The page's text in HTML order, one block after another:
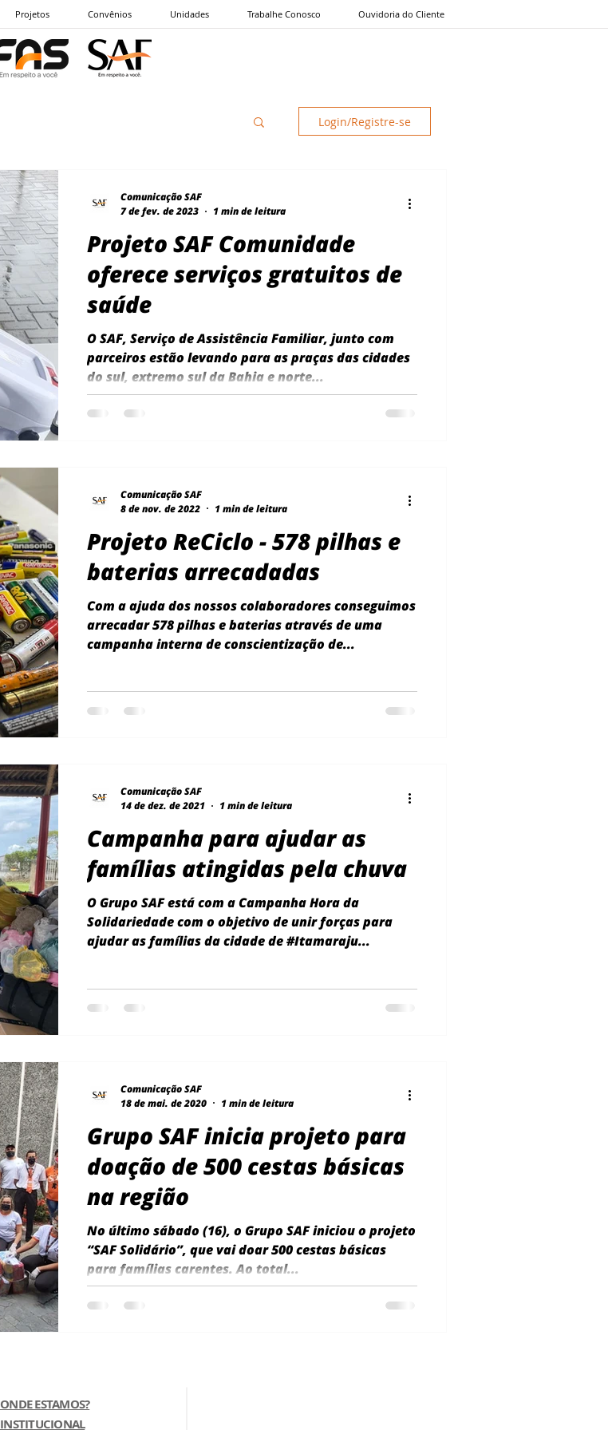
Projetos Convênios Unidades Trabalhe Conosco Ouvidoria do Cliente
Login/Registre-se
Projeto SAF Comunidade
oferece serviços gratuitos de
saúde
O SAF, Serviço de Assistência Familiar, junto com
parceiros estão levando para as praças das cidades
do sul, extremo sul da Bahia e norte...
Comunicação SAF
7 de fev. de 2023
1 min de leitura
Projeto ReCiclo - 578 pilhas e
baterias arrecadadas
Com a ajuda dos nossos colaboradores conseguimos
arrecadar 578 pilhas e baterias através de uma
campanha interna de conscientização de...
Comunicação SAF
8 de nov. de 2022
1 min de leitura
Campanha para ajudar as
famílias atingidas pela chuva
O Grupo SAF está com a Campanha Hora da
Solidariedade com o objetivo de unir forças para
ajudar as famílias da cidade de #Itamaraju...
Comunicação SAF
14 de dez. de 2021
1 min de leitura
Grupo SAF inicia projeto para
doação de 500 cestas básicas
na região
No último sábado (16), o Grupo SAF iniciou o projeto
“SAF Solidário”, que vai doar 500 cestas básicas
para famílias carentes. Ao total...
Comunicação SAF
18 de mai. de 2020
1 min de leitura
ONDE ESTAMOS?
INSTITUCIONAL